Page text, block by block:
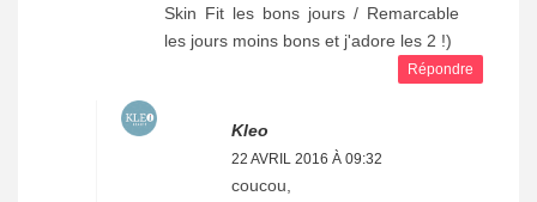
Skin Fit les bons jours / Remarcable
les jours moins bons et j'adore les 2 !)
Répondre
Kleo
22 AVRIL 2016 À 09:32
coucou,